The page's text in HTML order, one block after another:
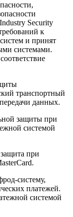
Security
к
и принят
системами.
транспортный
данных.
защиты при
системой
при
систему,
платежей.
системой